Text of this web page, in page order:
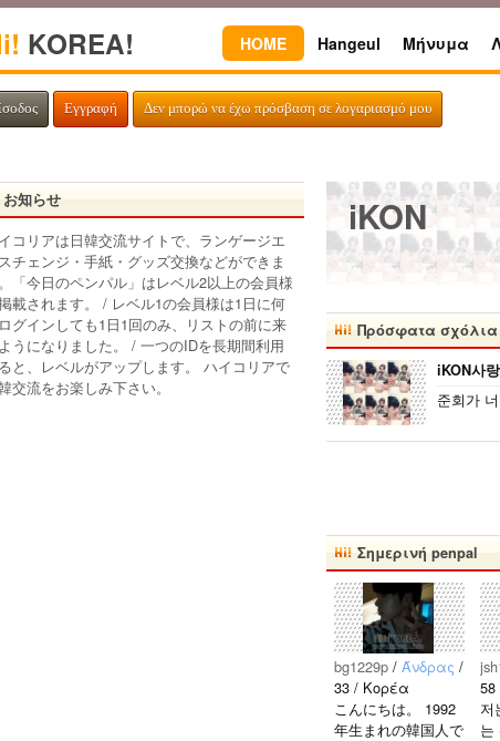
KOREA! HOME Hangeul Μήνυμα
Εγγραφή Δεν μπορώ να έχω πρόσβαση σε λογαριασμό μου
お知らせ
コリアは日韓交流サイトで、ランゲージエ
チェンジ・手紙・グッズ交換などができま
「今日のペンパル」はレベル2以上の会員様
載されます。 / レベル1の会員様は1日に何
グインしても1日1回のみ、リストの前に来
うになりました。 / 一つのIDを長期間利用
と、レベルがアップします。 ハイコリアで
交流をお楽しみ下さい。
iKON
Πρόσφατα σχόλια
iKON사
준회가
Σημερινή penpal
bg1229p / Άνδρας /
33 / Κορέα
こんにちは。 1992
年生まれの韓国人で
저
는